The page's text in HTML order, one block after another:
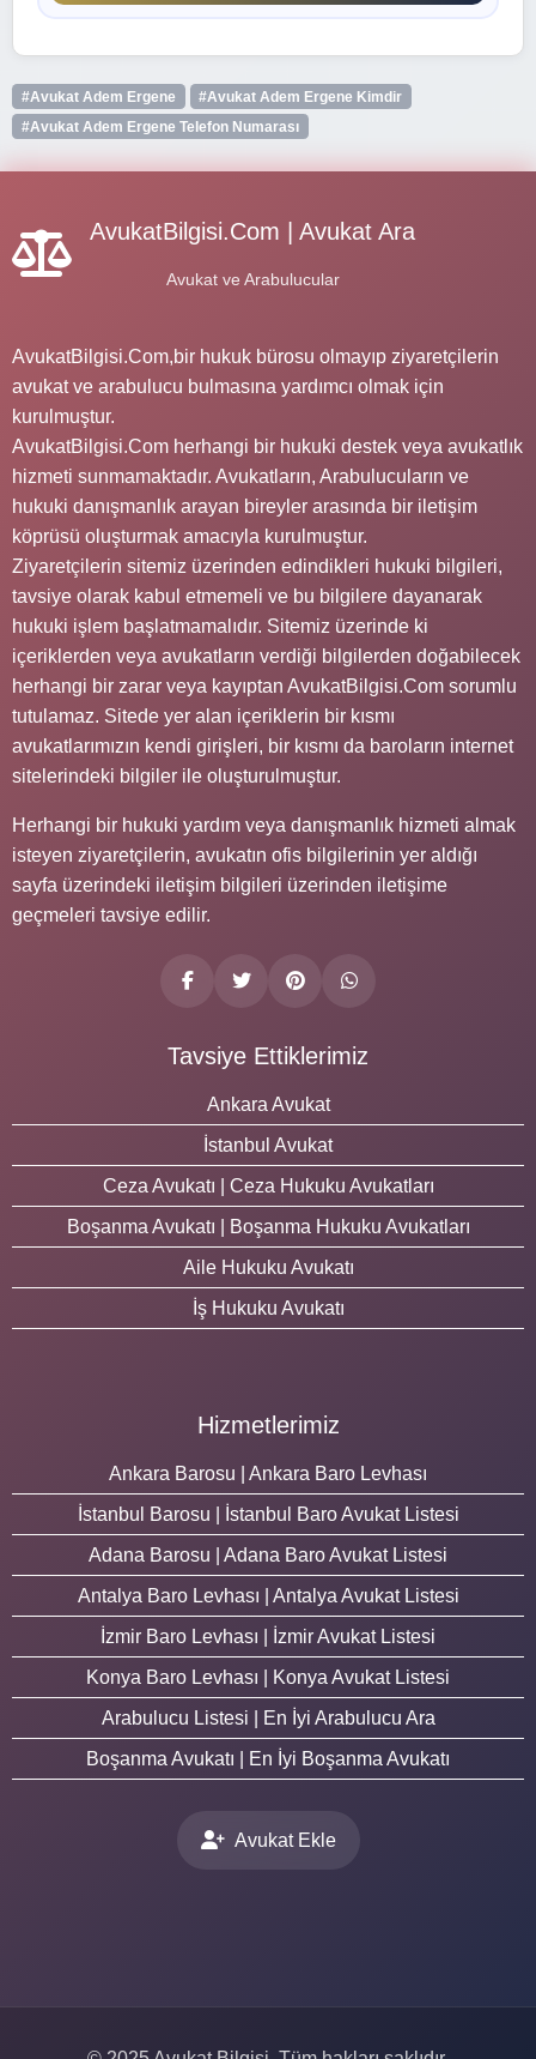
#Avukat Adem Ergene
#Avukat Adem Ergene Kimdir
#Avukat Adem Ergene Telefon Numarası
AvukatBilgisi.Com | Avukat Ara
Avukat ve Arabulucular
AvukatBilgisi.Com,bir hukuk bürosu olmayıp ziyaretçilerin
avukat ve arabulucu bulmasına yardımcı olmak için
kurulmuştur.
AvukatBilgisi.Com herhangi bir hukuki destek veya avukatlık
hizmeti sunmamaktadır. Avukatların, Arabulucuların ve
hukuki danışmanlık arayan bireyler arasında bir iletişim
köprüsü oluşturmak amacıyla kurulmuştur.
Ziyaretçilerin sitemiz üzerinden edindikleri hukuki bilgileri,
tavsiye olarak kabul etmemeli ve bu bilgilere dayanarak
hukuki işlem başlatmamalıdır. Sitemiz üzerinde ki
içeriklerden veya avukatların verdiği bilgilerden doğabilecek
herhangi bir zarar veya kayıptan AvukatBilgisi.Com sorumlu
tutulamaz. Sitede yer alan içeriklerin bir kısmı
avukatlarımızın kendi girişleri, bir kısmı da baroların internet
sitelerindeki bilgiler ile oluşturulmuştur.
Herhangi bir hukuki yardım veya danışmanlık hizmeti almak
isteyen ziyaretçilerin, avukatın ofis bilgilerinin yer aldığı
sayfa üzerindeki iletişim bilgileri üzerinden iletişime
geçmeleri tavsiye edilir.
Tavsiye Ettiklerimiz
Ankara Avukat
İstanbul Avukat
Ceza Avukatı | Ceza Hukuku Avukatları
Boşanma Avukatı | Boşanma Hukuku Avukatları
Aile Hukuku Avukatı
İş Hukuku Avukatı
Hizmetlerimiz
Ankara Barosu | Ankara Baro Levhası
İstanbul Barosu | İstanbul Baro Avukat Listesi
Adana Barosu | Adana Baro Avukat Listesi
Antalya Baro Levhası | Antalya Avukat Listesi
İzmir Baro Levhası | İzmir Avukat Listesi
Konya Baro Levhası | Konya Avukat Listesi
Arabulucu Listesi | En İyi Arabulucu Ara
Boşanma Avukatı | En İyi Boşanma Avukatı
Avukat Ekle